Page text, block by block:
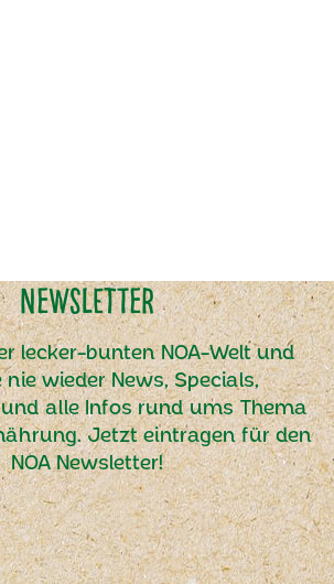
Newsletter
lecker-bunten NOA-Welt und
nie wieder News, Specials,
alle Infos rund ums Thema
Jetzt eintragen für den
NOA Newsletter!